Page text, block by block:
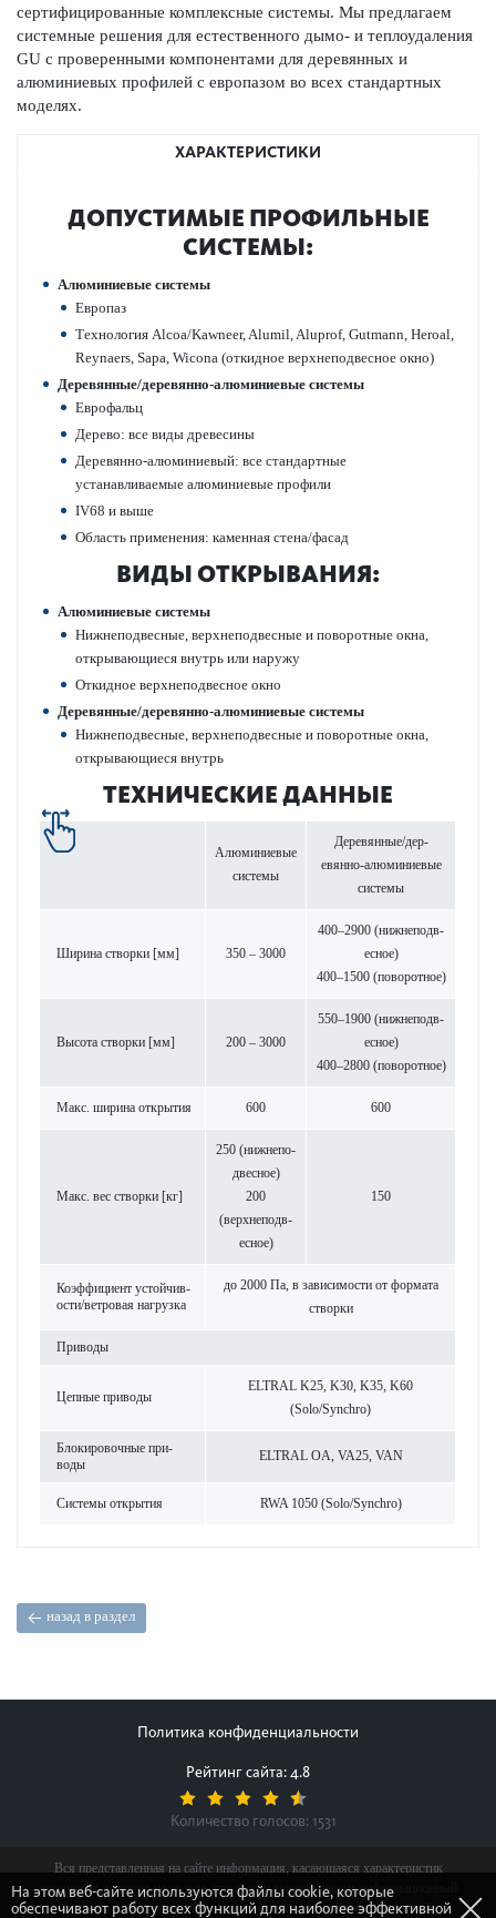
сертифицированные комплексные сис­темы. Мы предлагаем
сис­темные решения для естес­твенного дымо- и теплоуда­л­ения
GU с провер­енными компонентами для дер­евянных и
алюминиевых профилей с евр­опазом во всех стандартных
моделях.
ХАРАКТЕРИСТИКИ
ДОПУ­СТ­ИМЫЕ ПРОФИЛЬНЫЕ
СИС­ТЕМЫ:
Алюминиевые сис­темы
Евр­опаз
Технол­огия Alcoa/Kawneer, Alumil, Aluprof, Gutmann, Heroal,
Reynaers, Sapa, Wicona (откидное верхнепо­д­в­есное окно)
Дер­евянные/дер­евянно-алюминиевые сис­темы
Евр­офальц
Дерево: все виды дре­в­есины
Дер­евянно-алюминиевый: все стандартные
устанавливаемые алюминиевые профили
IV68 и выше
Область применения: каменная стена/фасад
ВИДЫ ОТКРЫВАНИЯ:
Алюминиевые сис­темы
Нижнепо­д­в­есные, верхнепо­д­в­есные и пово­р­отные окна,
открывающиеся внутрь или наружу
Откидное верхнепо­д­в­есное окно
Дер­евянные/дер­евянно-алюминиевые сис­темы
Нижнепо­д­в­есные, верхнепо­д­в­есные и пово­р­отные окна,
открывающиеся внутрь
ТЕХНИЧЕСКИЕ ДАННЫЕ
Алюминиевые
сис­темы
Дер­евянные/дер­
евянно-алюминиевые
сис­темы
Ширина створки [мм] 350 – 3000
400–2900 (нижнепо­д­в­
есное)
400–1500 (пово­р­отное)
Высота створки [мм] 200 – 3000
550–1900 (нижнепо­д­в­
есное)
400–2800 (пово­р­отное)
Макс. ширина открытия 600 600
Макс. вес створки [кг]
250 (нижнепо­
д­в­есное)
200
(верхнепо­д­в­
есное)
150
Коэффициент устойчив­
ости/ветровая нагрузка
до 2000 Па, в зав­исимости от формата
створки
При­воды
Цепные при­воды
ELTRAL K25, K30, K35, K60
(Solo/Synchro)
Блокировочные при­
воды
ELTRAL OA, VA25, VAN
Сис­темы открытия RWA 1050 (Solo/Synchro)
назад в раздел
Политика конфиденциальности
Рейтинг сайта: 4.8
Количество голосов: 1531
Вся представленная на сайте информация, касающаяся характеристик
продуктов, наличия на складе, стоимости товаров, носит информационный
характер и ни при каких условиях не является публичной офертой,
На этом веб-сайте используются файлы cookie, которые
обеспечивают работу всех функций для наиболее эффективной